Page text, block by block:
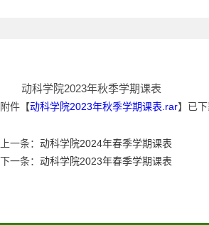
动科学院2023年秋季学期课表
附件【​动科学院2023年秋季学期课表.rar】已
上一条： 动科学院2024年春季学期课表
下一条： 动科学院2023年春季学期课表